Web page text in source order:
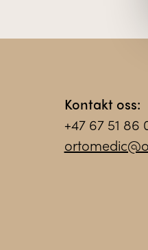
Kontakt oss:
+47 67 51 86